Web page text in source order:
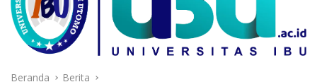
Beranda Berita